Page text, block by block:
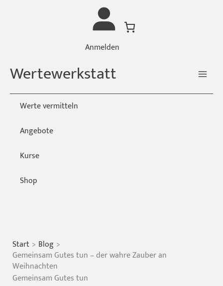
Anmelden
Wertewerkstatt
Werte vermitteln
Angebote
Kurse
Shop
Start Blog
Gemeinsam Gutes tun – der wahre Zauber an
Weihnachten
Gemeinsam Gutes tun